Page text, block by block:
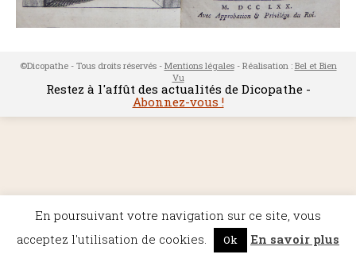
©Dicopathe - Tous droits réservés - Mentions légales- Réalisation : Bel et Bien
Vu
Restez à l'affût des actualités de Dicopathe -
Abonnez-vous !
En poursuivant votre navigation sur ce site, vous
acceptez l'utilisation de cookies.
Ok En savoir plus